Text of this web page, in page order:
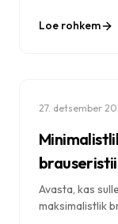
teadmised
Loe rohkem
27. detsember
Avasta, kas
maksimalistlik